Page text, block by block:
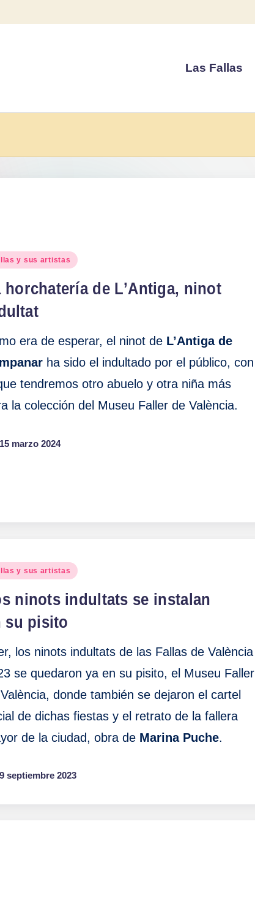
Las Fallas
y sus artistas
horchatería de L’Antiga, ninot
era de esperar, el ninot de L’Antiga de
ha sido el indultado por el público, con
tendremos otro abuelo y otra niña más
la colección del Museu Faller de València.
15 marzo 2024
y sus artistas
ninots indultats se instalan
su pisito
los ninots indultats de las Fallas de València
se quedaron ya en su pisito, el Museu Faller
donde también se dejaron el cartel
de dichas fiestas y el retrato de la fallera
de la ciudad, obra de Marina Puche.
9 septiembre 2023